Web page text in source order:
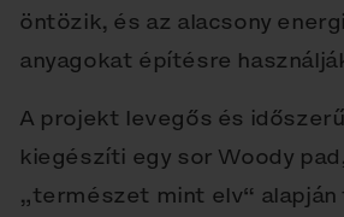
öntözik, és az alacsony
anyagokat építésre
A projekt levegős és
kiegészíti egy sor Woody
„természet mint elv“